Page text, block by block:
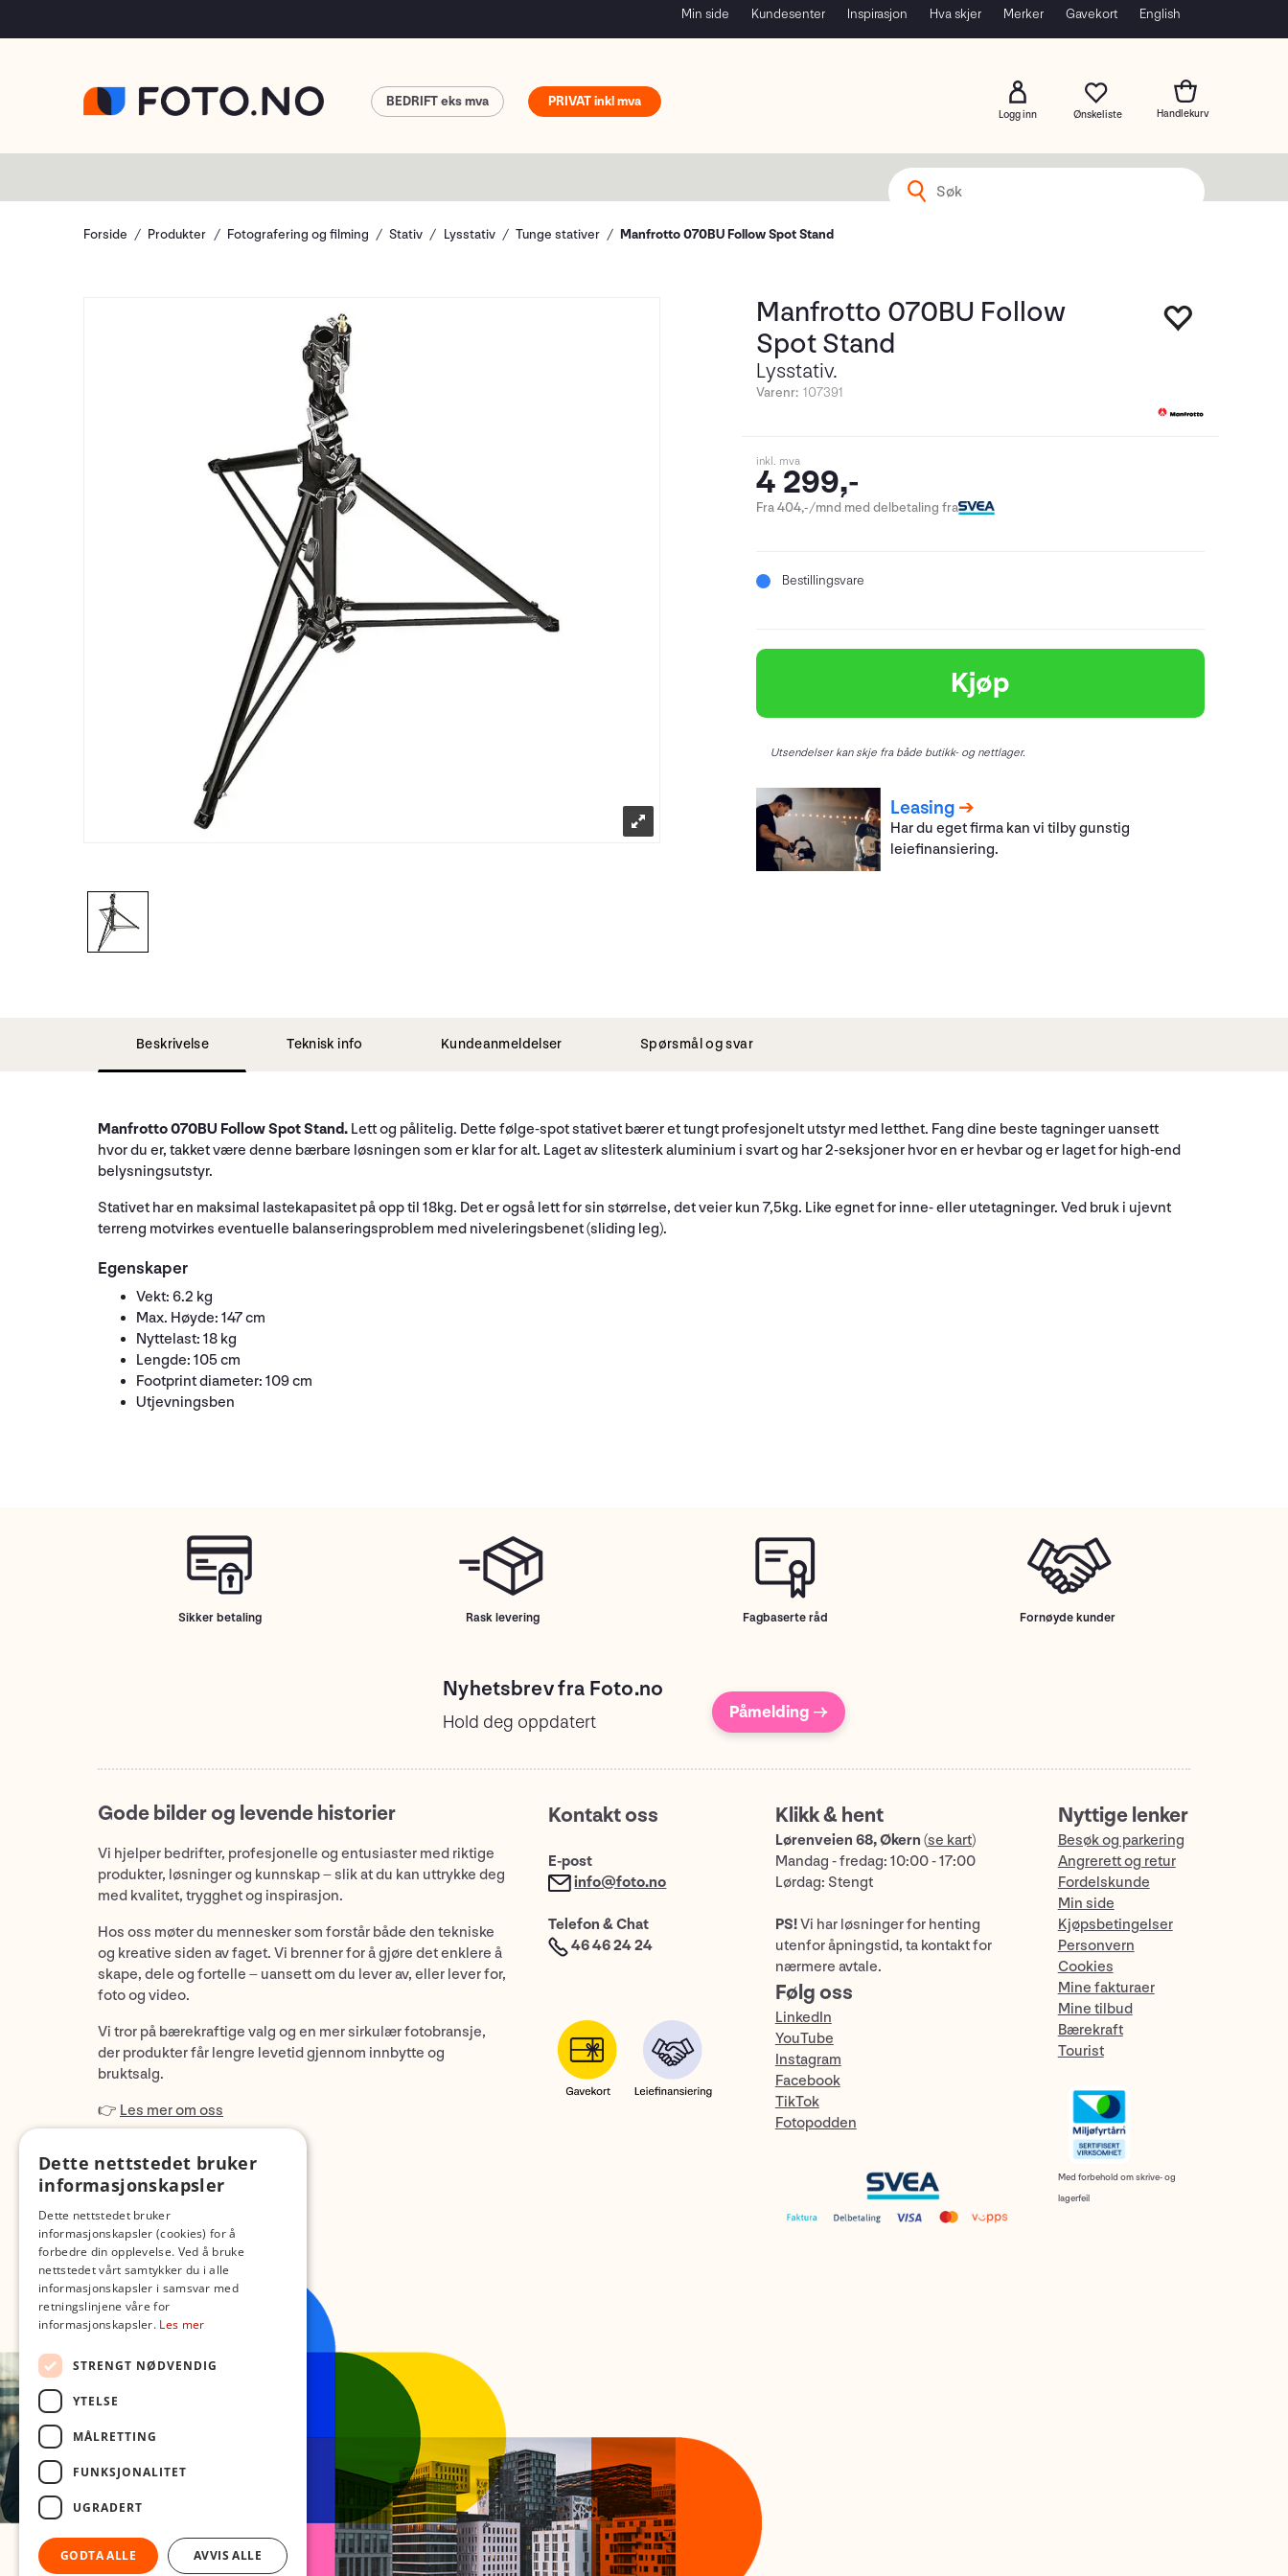
Min side Kundesenter Inspirasjon Hva skjer Merker Gavekort English
Logg inn
PRIVAT
BEDRIFT
Forside Produkter Fotografering og filming Stativ Lysstativ Tunge stativer Manfrotto 070BU Follow Spot Stand
Manfrotto 070BU Follow
Spot Stand
Lysstativ.
Varenr: 107391
inkl. mva
4 299,-
Fra 404,-/mnd med delbetaling fra
Bestillingsvare
Kjøp
Utsendelser kan skje fra både butikk- og nettlager.
Leasing
Har du eget firma kan vi tilby gunstig
leiefinansiering.
Beskrivelse Teknisk info Kundeanmeldelser Spørsmål og svar
Manfrotto 070BU Follow Spot Stand. Lett og pålitelig. Dette følge-spot stativet bærer et tungt profesjonelt utstyr med letthet. Fang dine beste tagninger uansett
hvor du er, takket være denne bærbare løsningen som er klar for alt. Laget av slitesterk aluminium i svart og har 2-seksjoner hvor en er hevbar og er laget for high-end
belysningsutstyr.
Stativet har en maksimal lastekapasitet på opp til 18kg. Det er også lett for sin størrelse, det veier kun 7,5kg. Like egnet for inne- eller utetagninger. Ved bruk i ujevnt
terreng motvirkes eventuelle balanseringsproblem med niveleringsbenet (sliding leg).
Egenskaper
Vekt: 6.2 kg
Max. Høyde: 147 cm
Nyttelast: 18 kg
Lengde: 105 cm
Footprint diameter: 109 cm
Utjevningsben
Sikker betaling Rask levering Fagbaserte råd Fornøyde kunder
Nyhetsbrev fra Foto.no
Hold deg oppdatert Påmelding →
Gode bilder og levende historier
Vi hjelper bedrifter, profesjonelle og entusiaster med riktige
produkter, løsninger og kunnskap – slik at du kan uttrykke deg
med kvalitet, trygghet og inspirasjon.
Hos oss møter du mennesker som forstår både den tekniske
og kreative siden av faget. Vi brenner for å gjøre det enklere å
skape, dele og fortelle – uansett om du lever av, eller lever for,
foto og video.
Vi tror på bærekraftige valg og en mer sirkulær fotobransje,
der produkter får lengre levetid gjennom innbytte og
bruktsalg.
👉 Les mer om oss
Kontakt oss
E-post
info@foto.no
Telefon & Chat
46 46 24 24
Klikk & hent
Lørenveien 68, Økern (se kart)
Mandag - fredag: 10:00 - 17:00
Lørdag: Stengt
PS!Vi har løsninger for henting
utenfor åpningstid, ta kontakt for
nærmere avtale.
Følg oss
LinkedIn
YouTube
Instagram
Facebook
TikTok
Fotopodden
Nyttige lenker
Besøk og parkering
Angrerett og retur
Fordelskunde
Min side
Kjøpsbetingelser
Personvern
Cookies
Mine fakturaer
Mine tilbud
Bærekraft
Tourist
Med forbehold om skrive- og
lagerfeil
Dette nettstedet bruker
informasjonskapsler
Dette nettstedet bruker
informasjonskapsler (cookies) for å
forbedre din opplevelse. Ved å bruke
nettstedet vårt samtykker du i alle
informasjonskapsler i samsvar med
retningslinjene våre for
informasjonskapsler. Les mer
STRENGT NØDVENDIG
YTELSE
MÅLRETTING
FUNKSJONALITET
UGRADERT
GODTA ALLE AVVIS ALLE